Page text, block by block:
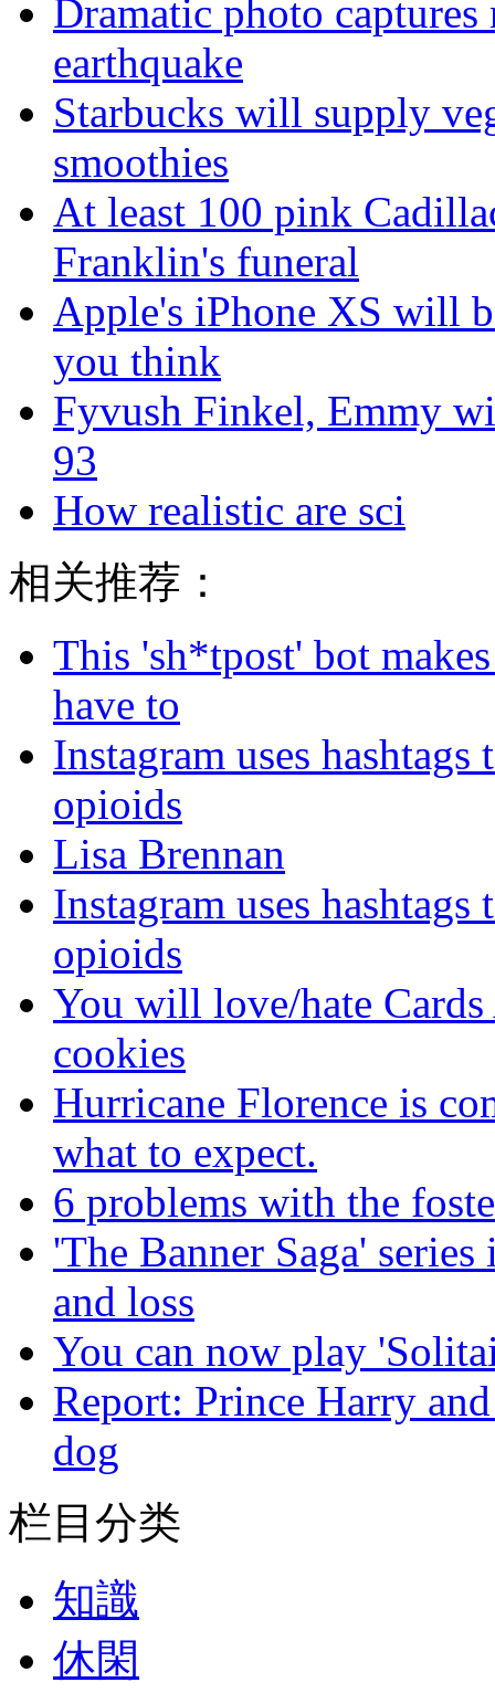
Dramatic photo
earthquake
Starbucks will supply
smoothies
At least 100 pink
Franklin's funeral
Apple's iPhone XS will
you think
Fyvush Finkel, Emmy
93
How realistic are sci
相关推荐：
This 'sh*tpost' bot
have to
Instagram uses
opioids
Lisa Brennan
Instagram uses
opioids
You will love/hate
cookies
Hurricane Florence is
what to expect.
6 problems with the
'The Banner Saga'
and loss
You can now play
Report: Prince Harry
dog
栏目分类
知識
休閑